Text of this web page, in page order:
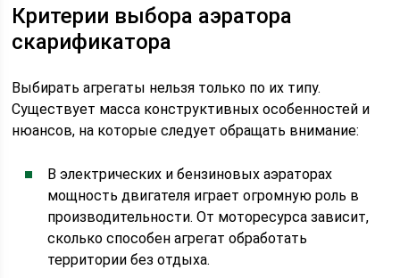
Критерии выбора аэратора
скарификатора
Выбирать агрегаты нельзя только по их типу.
Существует масса конструктивных особенностей и
нюансов, на которые следует обращать внимание:
В электрических и бензиновых аэраторах
мощность двигателя играет огромную роль в
производительности. От моторесурса зависит,
сколько способен агрегат обработать
территории без отдыха.